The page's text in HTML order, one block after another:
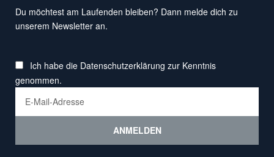
Du möchtest am Laufenden bleiben? Dann melde dich zu
unserem Newsletter an.
Ich habe die Datenschutzerklärung zur Kenntnis
genommen.
ANMELDEN